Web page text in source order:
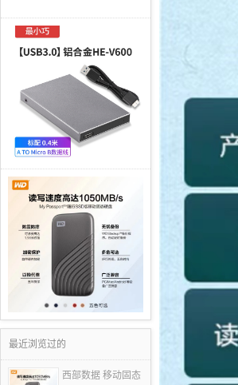
最近浏览过的
西部数据 移动固态